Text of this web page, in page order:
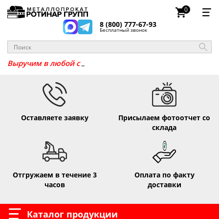
8 (800) 777-67-93
Бесплатный звонок
0
Выручим в люб _
Оставляете заявку
Присылаем фотоотчет со
склада
Отгружаем в течение 3
часов
Оплата по факту
доставки
Каталог продукции